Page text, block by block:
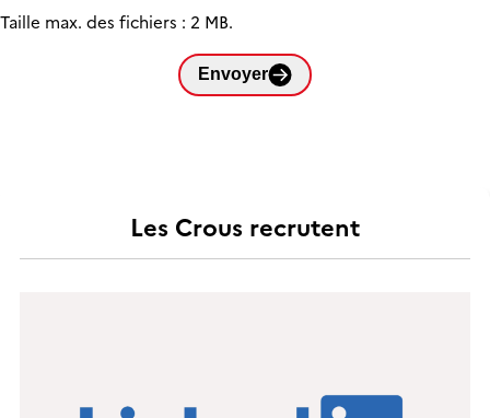
Taille max. des fichiers : 2 MB.
Envoyer
Les Crous recrutent